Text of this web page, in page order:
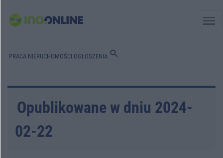
menu
PRACA NIERUCHOMOŚCI OGŁOSZENIA search
Opublikowane w dniu 2024-
02-22